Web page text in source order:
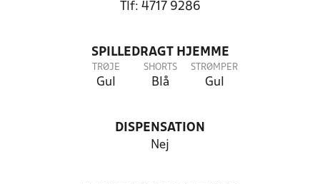
Tlf: 4717 9286
SPILLEDRAGT HJEMME
TRØJE
Gul
SHORTS
Blå
STRØMPER
Gul
DISPENSATION
Nej